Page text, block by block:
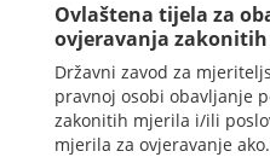
Ovlaštena tijela za
ovjeravanja
Državni zavod za
pravnoj osobi obavljanje
zakonitih mjerila i/ili
mjerila za ovjeravanje